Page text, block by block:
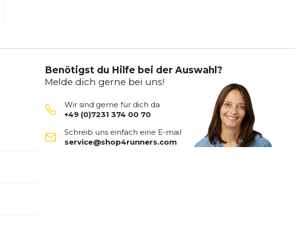
Benötigst du Hilfe bei der Auswahl?
Melde dich gerne bei uns!
Wir sind gerne für dich da
+49 (0)7231 374 00 70
Schreib uns einfach eine E-mail
service@shop4runners.com